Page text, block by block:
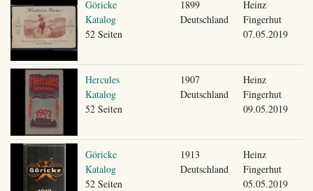
Göricke
Katalog
52 Seiten
1899
Deutschland
Heinz
Fingerhut
07.05.2019
Hercules
Katalog
52 Seiten
1907
Deutschland
Heinz
Fingerhut
09.05.2019
Göricke
Katalog
52 Seiten
1913
Deutschland
Heinz
Fingerhut
05.05.2019